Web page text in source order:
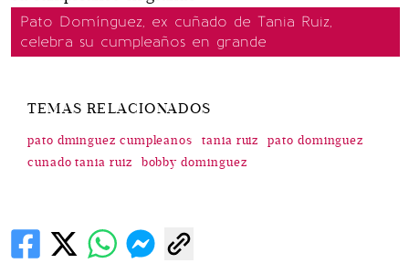
Pato Domínguez, ex cuñado de Tania Ruiz,
celebra su cumpleaños en grande
TEMAS RELACIONADOS
pato dminguez cumpleanos tania ruiz
pato dominguez
cunado tania ruiz
bobby dominguez